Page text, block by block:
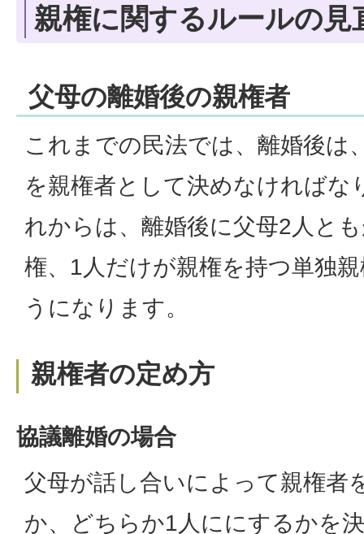
親権に関するルールの見
父母の離婚後の親権者
これまでの民法では、離婚後は
を親権者として決めなければな
れからは、離婚後に父母2人と
権、1人だけが親権を持つ単独
うになります。
親権者の定め方
協議離婚の場合
父母が話し合いによって親権者
か、どちらか1人ににするかを